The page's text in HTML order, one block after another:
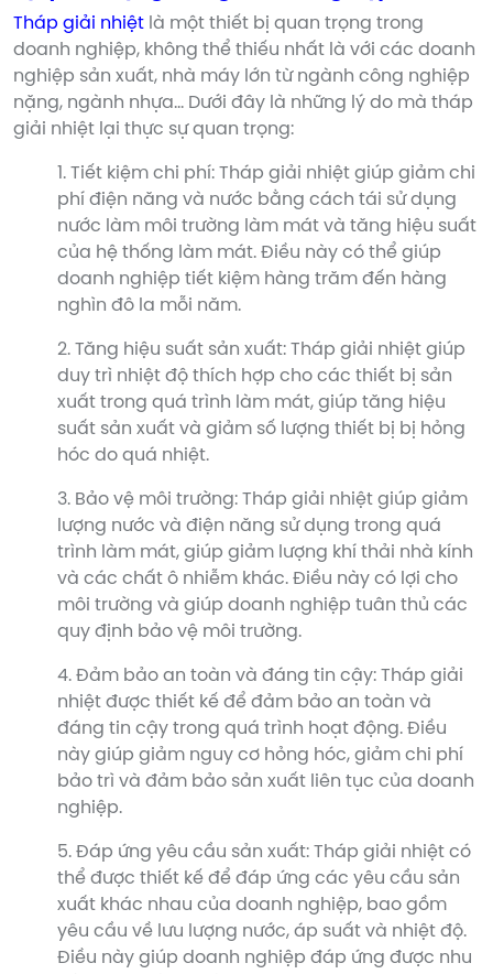
Tháp giải nhiệt là một thiết bị quan trọng trong
doanh nghiệp, không thể thiếu nhất là với các doanh
nghiệp sản xuất, nhà máy lớn từ ngành công nghiệp
nặng, ngành nhựa… Dưới đây là những lý do mà tháp
giải nhiệt lại thực sự quan trọng:
1. Tiết kiệm chi phí: Tháp giải nhiệt giúp giảm chi
phí điện năng và nước bằng cách tái sử dụng
nước làm môi trường làm mát và tăng hiệu suất
của hệ thống làm mát. Điều này có thể giúp
doanh nghiệp tiết kiệm hàng trăm đến hàng
nghìn đô la mỗi năm.
2. Tăng hiệu suất sản xuất: Tháp giải nhiệt giúp
duy trì nhiệt độ thích hợp cho các thiết bị sản
xuất trong quá trình làm mát, giúp tăng hiệu
suất sản xuất và giảm số lượng thiết bị bị hỏng
hóc do quá nhiệt.
3. Bảo vệ môi trường: Tháp giải nhiệt giúp giảm
lượng nước và điện năng sử dụng trong quá
trình làm mát, giúp giảm lượng khí thải nhà kính
và các chất ô nhiễm khác. Điều này có lợi cho
môi trường và giúp doanh nghiệp tuân thủ các
quy định bảo vệ môi trường.
4. Đảm bảo an toàn và đáng tin cậy: Tháp giải
nhiệt được thiết kế để đảm bảo an toàn và
đáng tin cậy trong quá trình hoạt động. Điều
này giúp giảm nguy cơ hỏng hóc, giảm chi phí
bảo trì và đảm bảo sản xuất liên tục của doanh
nghiệp.
5. Đáp ứng yêu cầu sản xuất: Tháp giải nhiệt có
thể được thiết kế để đáp ứng các yêu cầu sản
xuất khác nhau của doanh nghiệp, bao gồm
yêu cầu về lưu lượng nước, áp suất và nhiệt độ.
Điều này giúp doanh nghiệp đáp ứng được nhu